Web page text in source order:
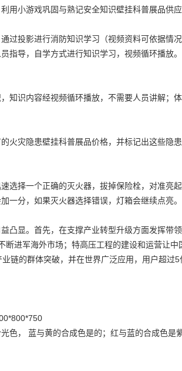
用小游戏巩固与熟记安全知识壁挂科普展品供应
通过投影进行消防知识学习（视频资料可依据情
指导，自学方式进行知识学习，视频循环播放。
知识内容经视频循环播放，不需要人员讲解；
火灾隐患壁挂科普展品价格，并标记出这些隐
选择一个正确的灭火器，拔掉保险栓，对准亮
一分，如果灭火器选择错误，灯箱会继续点亮
凸显。首先，在支撑产业转型升级方面发挥带
断进军海外市场；特高压工程的建设和运营让
链的群体突破，并在世界广泛应用，用户超过5
色， 蓝与黄的合成色是的；红与蓝的合成色